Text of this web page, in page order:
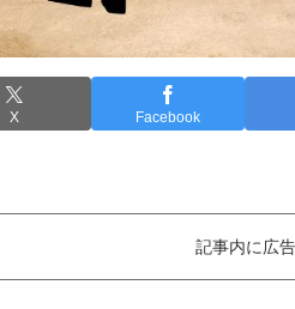
X Facebook
記事内に広